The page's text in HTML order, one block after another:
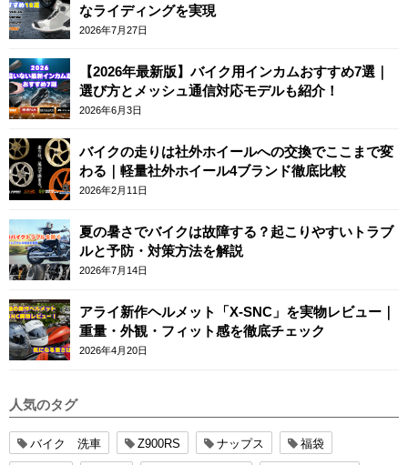
なライディングを実現
2026年7月27日
【2026年最新版】バイク用インカムおすすめ7選｜
選び方とメッシュ通信対応モデルも紹介！
2026年6月3日
バイクの走りは社外ホイールへの交換でここまで変
わる｜軽量社外ホイール4ブランド徹底比較
2026年2月11日
夏の暑さでバイクは故障する？起こりやすいトラブ
ルと予防・対策方法を解説
2026年7月14日
アライ新作ヘルメット「X-SNC」を実物レビュー｜
重量・外観・フィット感を徹底チェック
2026年4月20日
人気のタグ
バイク 洗車 Z900RS ナップス 福袋